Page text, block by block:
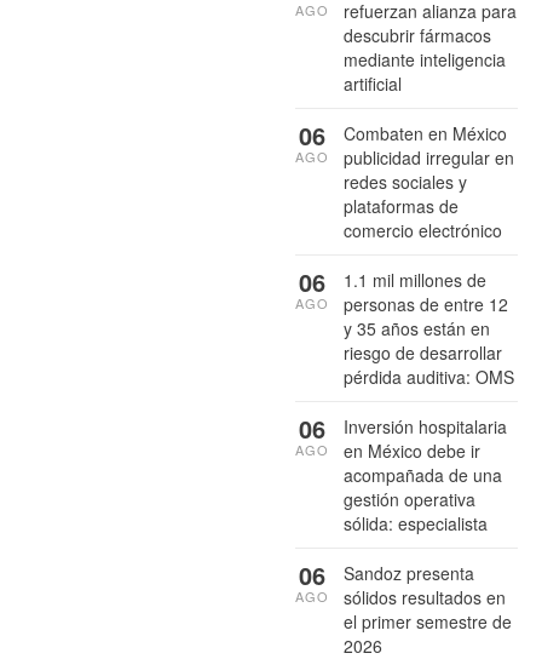
refuerzan alianza para
descubrir fármacos
mediante inteligencia
artificial
AGO
Combaten en México
publicidad irregular en
redes sociales y
plataformas de
comercio electrónico
06
AGO
1.1 mil millones de
personas de entre 12
y 35 años están en
riesgo de desarrollar
pérdida auditiva: OMS
06
AGO
Inversión hospitalaria
en México debe ir
acompañada de una
gestión operativa
sólida: especialista
06
AGO
Sandoz presenta
sólidos resultados en
el primer semestre de
2026
06
AGO